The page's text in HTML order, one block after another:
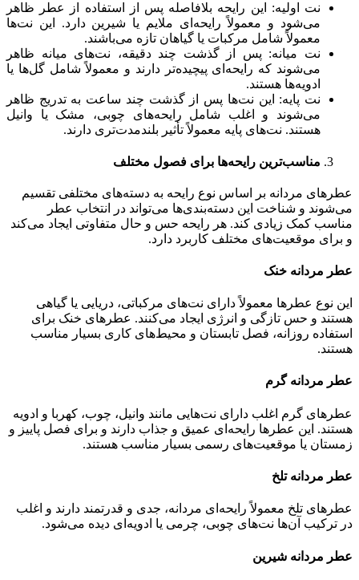
نت اولیه: این رایحه بلافاصله پس از استفاده از عطر ظاهر
می‌شود و معمولاً رایحه‌ای ملایم یا شیرین دارد. این نت‌ها
معمولاً شامل مرکبات یا گیاهان تازه می‌باشند.
نت میانه: پس از گذشت چند دقیقه، نت‌های میانه ظاهر
می‌شوند که رایحه‌ای پیچیده‌تر دارند و معمولاً شامل گل‌ها یا
ادویه‌ها هستند.
نت پایه: این نت‌ها پس از گذشت چند ساعت به تدریج ظاهر
می‌شوند و اغلب شامل رایحه‌های چوبی، مشک یا وانیل
هستند. نت‌های پایه معمولاً تأثیر بلندمدت‌تری دارند.
مناسب‌ترین رایحه‌ها برای فصول مختلف
عطرهای مردانه بر اساس نوع رایحه به دسته‌های مختلفی تقسیم
می‌شوند و شناخت این دسته‌بندی‌ها می‌تواند در انتخاب عطر
مناسب کمک زیادی کند. هر رایحه حس و حال متفاوتی ایجاد می‌کند
و برای موقعیت‌های مختلف کاربرد دارد.
عطر مردانه خنک
این نوع عطرها معمولاً دارای نت‌های مرکباتی، دریایی یا گیاهی
هستند و حس تازگی و انرژی ایجاد می‌کنند. عطرهای خنک برای
استفاده روزانه، فصل تابستان و محیط‌های کاری بسیار مناسب
هستند.
عطر مردانه گرم
عطرهای گرم اغلب دارای نت‌هایی مانند وانیل، چوب، کهربا و ادویه
هستند. این عطرها رایحه‌ای عمیق و جذاب دارند و برای فصل پاییز و
زمستان یا موقعیت‌های رسمی بسیار مناسب هستند.
عطر مردانه تلخ
عطرهای تلخ معمولاً رایحه‌ای مردانه، جدی و قدرتمند دارند و اغلب
در ترکیب آن‌ها نت‌های چوبی، چرمی یا ادویه‌ای دیده می‌شود.
عطر مردانه شیرین